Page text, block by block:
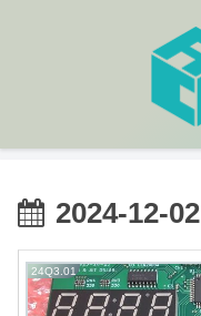
2024-12-02
24Q3.01